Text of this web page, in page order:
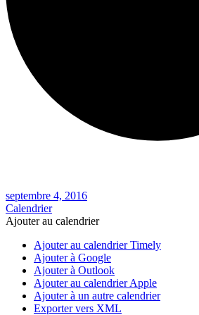
septembre 4, 2016
Calendrier
Ajouter au calendrier
Ajouter au calendrier Timely
Ajouter à Google
Ajouter à Outlook
Ajouter au calendrier Apple
Ajouter à un autre calendrier
Exporter vers XML